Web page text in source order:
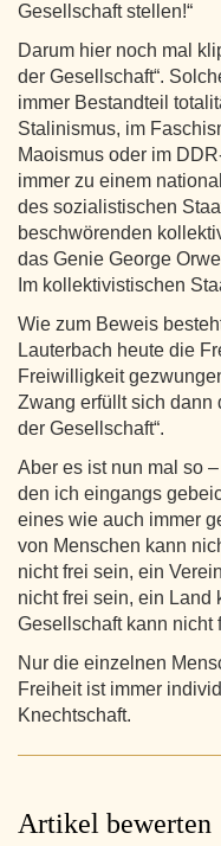
Gesellschaft stellen!“
Darum hier noch mal
der Gesellschaft“.
immer Bestandteil
Stalinismus, im
Maoismus oder im
immer zu einem
des sozialistischen
beschwörenden
das Genie George
Im kollektivistischen
Wie zum Beweis
Lauterbach heute die
Freiwilligkeit
Zwang erfüllt sich dann
der Gesellschaft“.
Aber es ist nun mal so
den ich eingangs
eines wie auch immer
von Menschen kann
nicht frei sein, ein
nicht frei sein, ein Land
Gesellschaft kann nicht
Nur die einzelnen
Freiheit ist immer
Knechtschaft.
Artikel bewerten